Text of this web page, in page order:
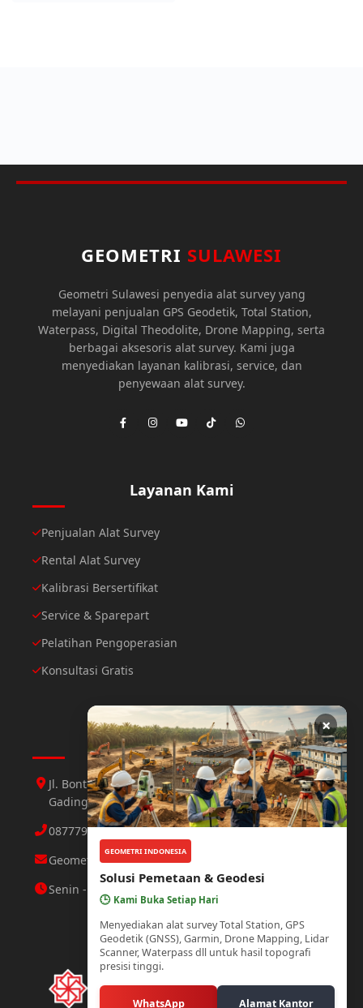
×
GEOMETRI INDONESIA
Solusi Pemetaan & Geodesi
🕒 Kami Buka Setiap Hari
Menyediakan alat survey Total Station, GPS
Geodetik (GNSS), Garmin, Drone Mapping, Lidar
Scanner, Waterpass dll untuk hasil topografi
presisi tinggi.
WhatsApp Alamat Kantor
GEOMETRI SULAWESI
Geometri Sulawesi penyedia alat survey yang
melayani penjualan GPS Geodetik, Total Station,
Waterpass, Digital Theodolite, Drone Mapping, serta
berbagai aksesoris alat survey. Kami juga
menyediakan layanan kalibrasi, service, dan
penyewaan alat survey.
Layanan Kami
Penjualan Alat Survey
Rental Alat Survey
Kalibrasi Bersertifikat
Service & Sparepart
Pelatihan Pengoperasian
Konsultasi Gratis
Hubungi Kami
Jl. Bontoloe Baru Perumahan Mutiara Gading 1 Jl.
Gading 3 No.25 Daya, Makassar
087779564423 Abdul Aziz
Geometri.makassar@gmail.com
Senin - Minggu : 08.00 - 21.00 WITA